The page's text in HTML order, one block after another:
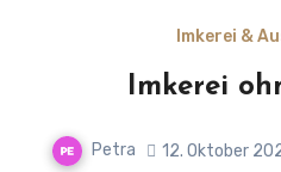
Imkerei &
Imkerei
Petra 12. Oktober